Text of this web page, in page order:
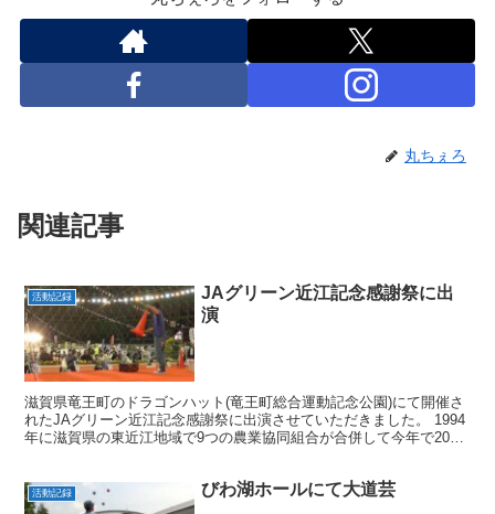
丸ちぇろ
関連記事
活動記録
JAグリーン近江記念感謝祭に出
演
滋賀県竜王町のドラゴンハット(竜王町総合運動記念公園)にて開催さ
れたJAグリーン近江記念感謝祭に出演させていただきました。 1994
年に滋賀県の東近江地域で9つの農業協同組合が合併して今年で20周
活動記録 びわ湖ホールにて大道芸